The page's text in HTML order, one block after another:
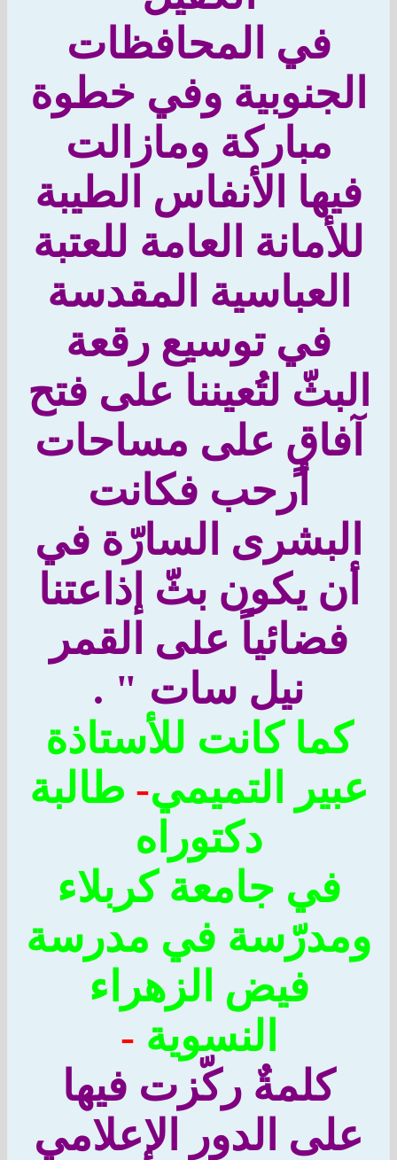
في المحافظات
وفي خطوة
مباركة ومازالت
الأنفاس الطيبة
العامة للعتبة
المقدسة
في توسيع رقعة
لتُعيننا على فتح
على مساحات
أرحب فكانت
السارّة في
يكون بثّ إذاعتنا
على القمر
نيل سات " .
كانت للأستاذة
التميمي-طالبة
دكتوراه
في جامعة كربلاء
في مدرسة
فيض الزهراء
النسوية-
كلمةٌ ركّزت فيها
الدور الإعلامي